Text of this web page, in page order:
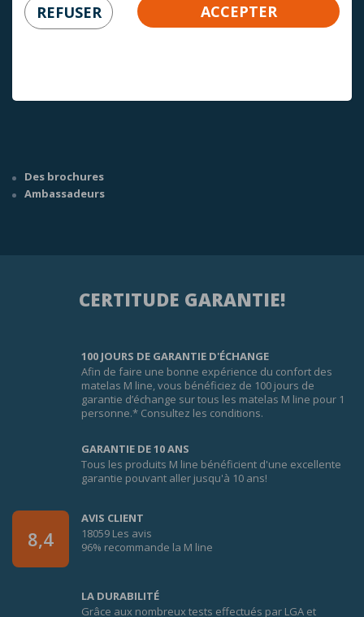
REFUSER ACCEPTER
AVEZ-VOUS DES QUESTIONS?
Des brochures
Ambassadeurs
CERTITUDE GARANTIE!
100 JOURS DE GARANTIE D'ÉCHANGE
Afin de faire une bonne expérience du confort des
matelas M line, vous bénéficiez de 100 jours de
garantie d’échange sur tous les matelas M line pour 1
personne.* Consultez les conditions.
GARANTIE DE 10 ANS
Tous les produits M line bénéficient d'une excellente
garantie pouvant aller jusqu'à 10 ans!
8,4
AVIS CLIENT
18059 Les avis
96% recommande la M line
LA DURABILITÉ
Grâce aux nombreux tests effectués par LGA et